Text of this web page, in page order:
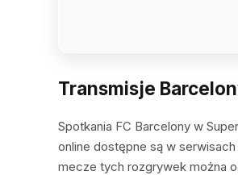
Transmisje
Spotkania FC Barcelony w
online dostępne są w serwisach
mecze tych rozgrywek można